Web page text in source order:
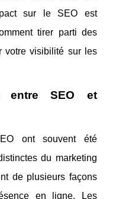
sur le SEO est
tirer parti des
votre visibilité sur les
entre SEO et
ont souvent été
du marketing
de plusieurs façons
en ligne. Les